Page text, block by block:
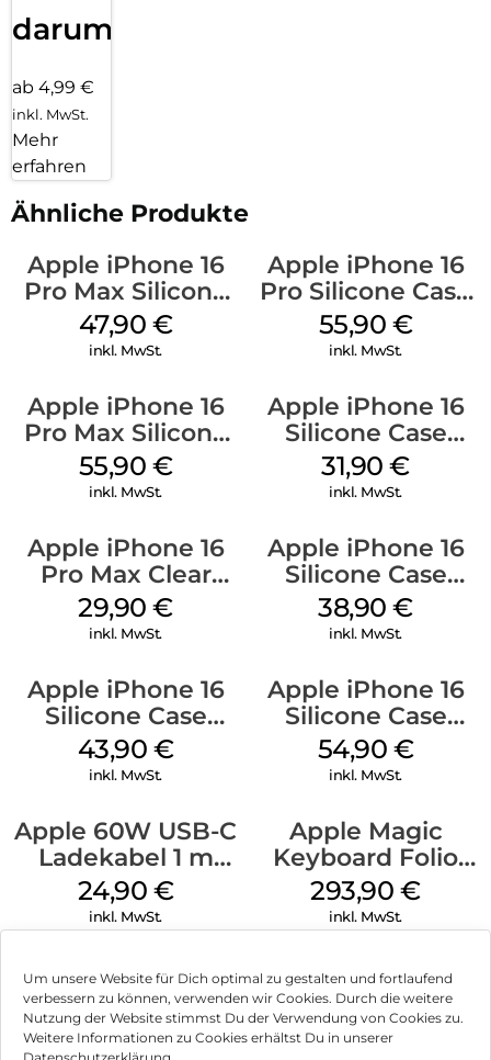
Um unsere Website für Dich optimal zu gestalten und fortlaufend
verbessern zu können, verwenden wir Cookies. Durch die weitere
Nutzung der Website stimmst Du der Verwendung von Cookies zu.
Weitere Informationen zu Cookies erhältst Du in unserer
darum!
ab 4,99 €
inkl. MwSt.
Mehr
erfahren
Ähnliche Produkte
Apple iPhone 16
Pro Max Silicone
Case MagSafe
Black
47,90 €
inkl. MwSt.
Apple iPhone 16
Pro Silicone Case
MagSafe Stone
Gray
55,90 €
inkl. MwSt.
Apple iPhone 16
Pro Max Silicone
Case MagSafe
Stone Gray
55,90 €
inkl. MwSt.
Apple iPhone 16
Silicone Case
MagSafe Fuchsia
31,90€
inkl. MwSt.
Apple iPhone 16
Pro Max Clear
Case MagSafe
Transparent
29,90€
inkl. MwSt.
Apple iPhone 16
Silicone Case
MagSafe
Ultramarine
38,90€
inkl. MwSt.
Apple iPhone 16
Silicone Case
MagSafe Plum
43,90 €
inkl. MwSt.
Apple iPhone 16
Silicone Case
MagSafe Black
54,90 €
inkl. MwSt.
Apple 60W USB-C
Ladekabel 1 m
Weiß
24,90 €
inkl. MwSt.
Apple Magic
Keyboard Folio
iPad 10.9″ (10.Gen.)
Weiß
293,90€
inkl. MwSt.
Impressum